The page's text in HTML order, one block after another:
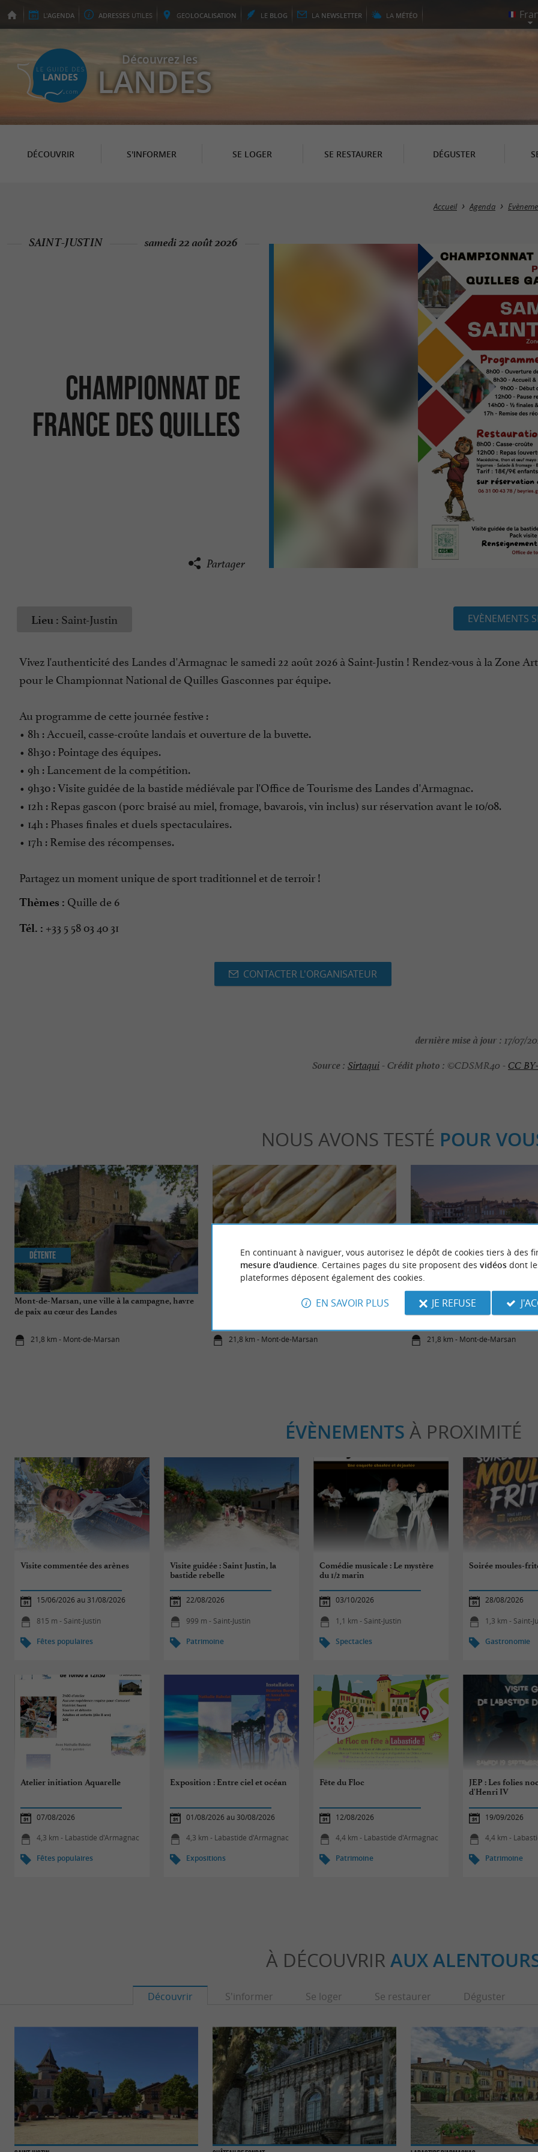
L'AGENDA ADRESSES UTILES GEOLOCALISATION LE BLOG LA NEWSLETTER LA MÉTÉO
Découvrez les
LANDES
DÉCOUVRIR S'INFORMER SE LOGER SE RESTAURER DÉGUSTER
Accueil Agenda
Championnat de
France des Quilles
SAINT-JUSTIN samedi 22 août 2026
Partager
Lieu : Saint-Justin EVÈNEMENTS
Vivez l'authenticité des Landes d'Armagnac le samedi 22 août 2026 à Saint-Justin ! Rendez-vous à la Zone
pour le Championnat National de Quilles Gasconnes par équipe.
Au programme de cette journée festive :
• 8h : Accueil, casse-croûte landais et ouverture de la buvette.
• 8h30 : Pointage des équipes.
• 9h : Lancement de la compétition.
• 9h30 : Visite guidée de la bastide médiévale par l'Office de Tourisme des Landes d'Armagnac.
• 12h : Repas gascon (porc braisé au miel, fromage, bavarois, vin inclus) sur réservation avant le 10/08.
• 14h : Phases finales et duels spectaculaires.
• 17h : Remise des récompenses.
Partagez un moment unique de sport traditionnel et de terroir !
Thèmes : Quille de 6
Tél. : +33 5 58 03 40 31
CONTACTER L'ORGANISATEUR
dernière mise à jour : 17/07/
Source : Sirtaqui-Crédit photo : ©CDSMR40 -CC
NOUS AVONS TESTÉ POUR
Mont-de-Marsan, une ville à la campagne, havre
de paix au cœur des Landes
21,8 km - Mont-de-Marsan
Détente
Asperge blanche des Sables des Landes, trésor
gastronomique de la région
21,8 km - Mont-de-Marsan
Gourmande
Mont-de-Marsan, les
manquer !
21,8 km - Mont-de-Marsan
Culturelle
ÉVÈNEMENTS À PROXIMITÉ
Visite commentée des arènes
15/06/2026 au 31/08/2026
815 m - Saint-Justin
Fêtes populaires
Visite guidée : Saint Justin, la
bastide rebelle
22/08/2026
999 m - Saint-Justin
Patrimoine
Comédie musicale : Le mystère
du 1/2 marin
03/10/2026
1,1 km - Saint-Justin
Spectacles
Soirée moules-
28/08/2026
1,3 km - Saint-
Gastronomie
Atelier initiation Aquarelle
07/08/2026
4,3 km - Labastide d'Armagnac
Fêtes populaires
Exposition : Entre ciel et océan
01/08/2026 au 30/08/2026
4,3 km - Labastide d'Armagnac
Expositions
Fête du Floc
12/08/2026
4,4 km - Labastide d'Armagnac
Patrimoine
JEP : Les folies
d'Henri IV
19/09/2026
4,4 km -
Patrimoine
À DÉCOUVRIR AUX
Découvrir S'informer Se loger Se restaurer Déguster
En continuant à naviguer, vous autorisez le dépôt de cookies tiers à des
mesure d'audience. Certaines pages du site proposent des vidéosdont
plateformes déposent également des cookies.
EN SAVOIR PLUS JE REFUSE